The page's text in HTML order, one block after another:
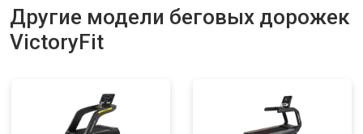
Другие модели беговых дорожек
VictoryFit